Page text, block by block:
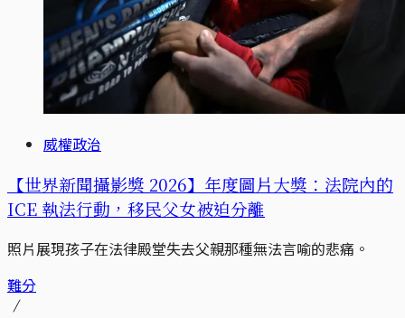
威權政治
【世界新聞攝影獎 2026】年度圖片大獎：法院內的
ICE 執法行動，移民父女被迫分離
照片展現孩子在法律殿堂失去父親那種無法言喻的悲痛。
難分